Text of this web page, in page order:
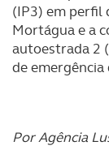
dados
consentimento
necessário no
(IP3) em perfil
Mortágua e a
autoestrada 2
de emergência
Por Agência